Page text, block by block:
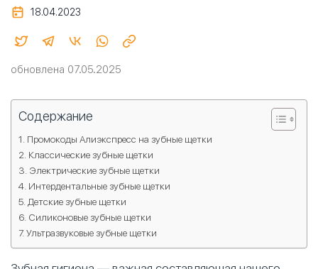
18.04.2023
обновлена 07.05.2025
Содержание
Промокоды Алиэкспресс на зубные щетки
Классические зубные щетки
Электрические зубные щетки
Интердентальные зубные щетки
Детские зубные щетки
Силиконовые зубные щетки
Ультразвуковые зубные щетки